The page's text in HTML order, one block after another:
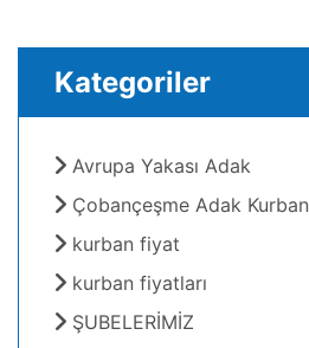
Kategoriler
Avrupa Yakası Adak
Çobançeşme Adak Kurban
kurban fiyat
kurban fiyatları
ŞUBELERİMİZ